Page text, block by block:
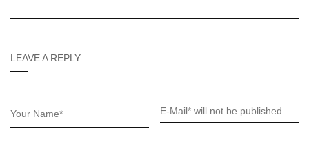
LEAVE A REPLY